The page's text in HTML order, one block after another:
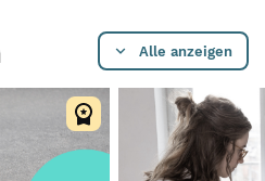
Alle anzeigen